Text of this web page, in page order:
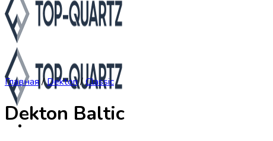
Главная /Dekton/Classic
Dekton Baltic